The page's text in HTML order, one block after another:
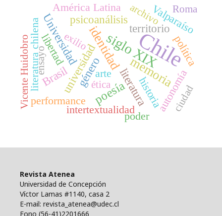
Chile
siglo XIX
identidadmemoria
poesía
psicoanálisis
universidad
Universidad
literatura
territorio
género
Brasil
performance
libertad
arte
América Latina
autonomía
historia
literatura chilena Valparaíso
intertextualidad
poder
política
ciudad
ética
Vicente Huidobro exilio
ensayo
Roma
archivo
Revista Atenea
Universidad de Concepción
Víctor Lamas #1140, casa 2
E-mail: revista_atenea@udec.cl
Fono (56-41)2201666